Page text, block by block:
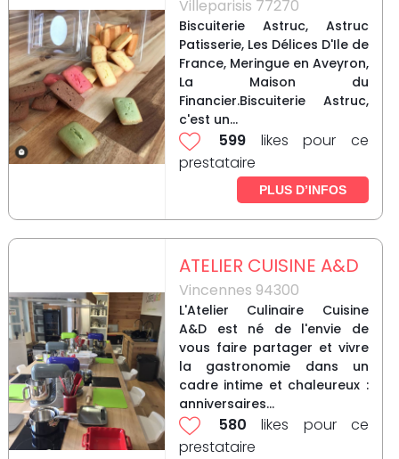
Villeparisis 77270
Biscuiterie Astruc, Astruc
Patisserie, Les Délices D'Ile de
France, Meringue en Aveyron,
La Maison du
Financier.Biscuiterie Astruc,
c'est un...
599 likes pour ce
prestataire
PLUS D’INFOS
ATELIER CUISINE A&D
Vincennes 94300
L'Atelier Culinaire Cuisine
A&D est né de l'envie de
vous faire partager et vivre
la gastronomie dans un
cadre intime et chaleureux :
anniversaires...
580 likes pour ce
prestataire